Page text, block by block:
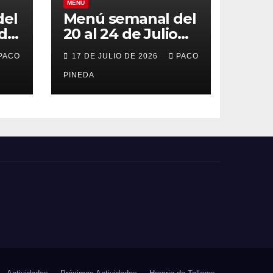
MENÚ
Menú semanal del
20 al 24 de Julio
de 2026
17 DE JULIO DE 2026 PACO
PINEDA